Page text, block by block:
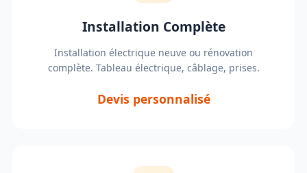
Installation Complète
Installation électrique neuve ou rénovation
complète. Tableau électrique, câblage, prises.
Devis personnalisé